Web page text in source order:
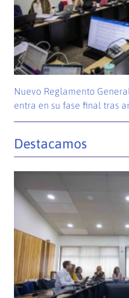
Nuevo Reglamento
entra en su fase final tras
Destacamos